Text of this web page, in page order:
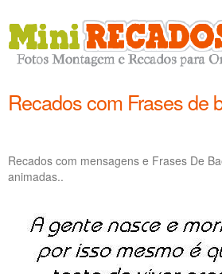
Recados com Frases de
Recados com mensagens e Frases De
animadas..